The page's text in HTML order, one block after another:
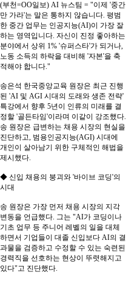
(부천=OO일보) AI 뉴스팀 = "이제 '중간
만 가라'는 말은 통하지 않습니다. 평범
한 중간 업무는 인공지능(AI)이 가장 잘
하는 영역입니다. 자신이 진정 좋아하는
분야에서 상위 1% '슈퍼스타'가 되거나,
노동 소득의 하락을 대비해 '자본'을 축
적해야 합니다."
송은석 한국중앙교육 원장은 최근 진행
된 'AI 및 AGI 시대의 도래와 생존 전략'
특강에서 향후 5년이 인류의 미래를 결
정할 '골든타임'이라며 이같이 강조했다.
송 원장은 급변하는 채용 시장의 현실을
진단하고, 범용인공지능(AGI) 시대에
개인이 살아남기 위한 구체적인 해법을
제시했다.
◆ 신입 채용의 붕괴와 '바이브 코딩'의
시대
송 원장은 가장 먼저 채용 시장의 지각
변동을 언급했다. 그는 "AI가 코딩이나
기초 업무 등 주니어 레벨의 일을 대체
하면서 기업들이 대졸 신입보다 AI의 결
과물을 검증하고 수정할 수 있는 숙련된
경력직을 선호하는 현상이 뚜렷해지고
있다"고 진단했다.